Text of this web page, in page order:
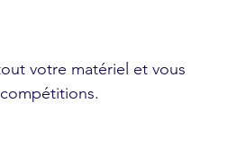
votre matériel et vous